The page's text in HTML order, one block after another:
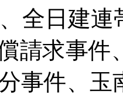
全日建
請求事件
事件、玉